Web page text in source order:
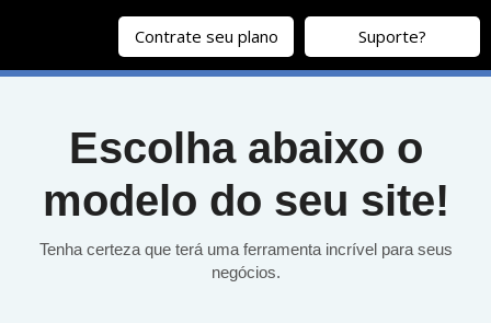
Suporte?
Contrate seu plano
Escolha abaixo o
modelo do seu site!
Tenha certeza que terá uma ferramenta incrível para seus
negócios.